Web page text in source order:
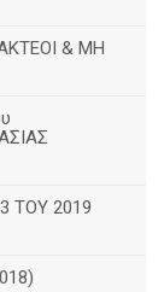
& ΜΗ
ΤΟΥ 2019